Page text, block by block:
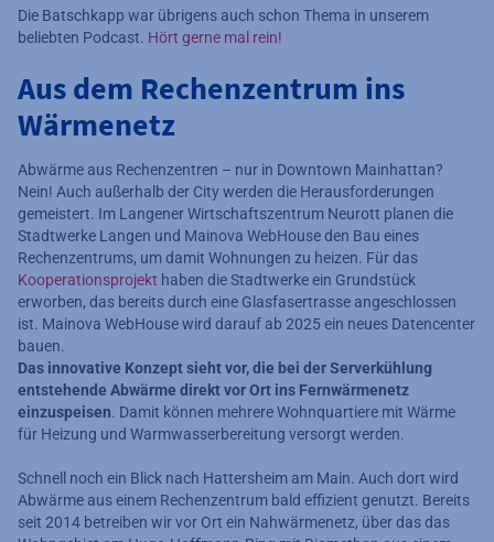
Die Batschkapp war übrigens auch schon Thema in unserem
beliebten Podcast. Hört gerne mal rein!
Aus dem Rechenzentrum ins
Wärmenetz
Abwärme aus Rechenzentren – nur in Downtown Mainhattan?
Nein! Auch außerhalb der City werden die Herausforderungen
gemeistert. Im Langener Wirtschaftszentrum Neurott planen die
Stadtwerke Langen und Mainova WebHouse den Bau eines
Rechenzentrums, um damit Wohnungen zu heizen. Für das
Kooperationsprojekt haben die Stadtwerke ein Grundstück
erworben, das bereits durch eine Glasfasertrasse angeschlossen
ist. Mainova WebHouse wird darauf ab 2025 ein neues Datencenter
bauen.
Das innovative Konzept sieht vor, die bei der Serverkühlung
entstehende Abwärme direkt vor Ort ins Fernwärmenetz
einzuspeisen. Damit können mehrere Wohnquartiere mit Wärme
für Heizung und Warmwasserbereitung versorgt werden.
Schnell noch ein Blick nach Hattersheim am Main. Auch dort wird
Abwärme aus einem Rechenzentrum bald effizient genutzt. Bereits
seit 2014 betreiben wir vor Ort ein Nahwärmenetz, über das das